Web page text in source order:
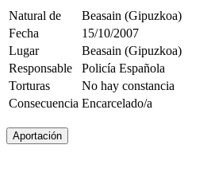
Natural de
Beasain (Gipuzkoa)
Fecha
15/10/2007
Lugar
Beasain (Gipuzkoa)
Responsable
Policía Española
Torturas
No hay constancia
Consecuencia Encarcelado/a